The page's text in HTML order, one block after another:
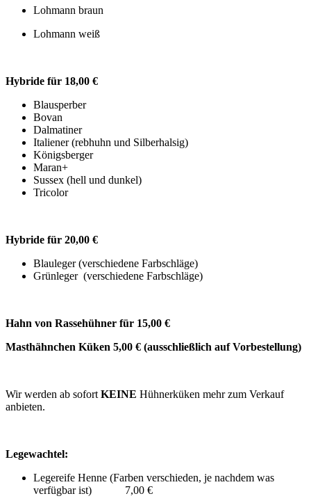
Lohmann braun
Lohmann weiß
Hybride für 18,00 €
Blausperber
Bovan
Dalmatiner
Italiener (rebhuhn und Silberhalsig)
Königsberger
Maran+
Sussex (hell und dunkel)
Tricolor
Hybride für 20,00 €
Blauleger (verschiedene Farbschläge)
Grünleger (verschiedene Farbschläge)
Hahn von Rassehühner für 15,00 €
Masthähnchen Küken 5,00 € (ausschließlich auf Vorbestellung)
Wir werden ab sofort KEINE Hühnerküken mehr zum Verkauf
anbieten.
Legewachtel:
Legereife Henne (Farben verschieden, je nachdem was
verfügbar ist) 7,00 €